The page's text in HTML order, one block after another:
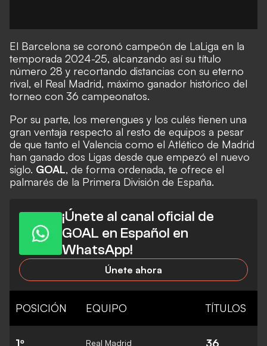
El Barcelona se coronó campeón de LaLiga en la
temporada 2024-25, alcanzando así su título
número 28 y recortando distancias con su eterno
rival, el Real Madrid, máximo ganador histórico del
torneo con 36 campeonatos.
Por su parte, los merengues y los culés tienen una
gran ventaja respecto al resto de equipos a pesar
de que tanto el Valencia como el Atlético de Madrid
han ganado dos Ligas desde que empezó el nuevo
siglo. GOAL, de forma ordenada, te ofrece el
palmarés de la Primera División de España.
¡Únete al canal oficial de
GOAL en Español en
WhatsApp!
Únete ahora
POSICIÓN EQUIPO TÍTULOS
1º Real Madrid 36